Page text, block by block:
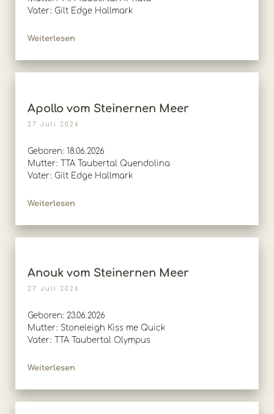
Vater: Gilt Edge Hallmark
Weiterlesen
Apollo vom Steinernen Meer
27 Juli 2026
Geboren: 18.06.2026
Mutter: TTA Taubertal Quendolina
Vater: Gilt Edge Hallmark
Weiterlesen
Anouk vom Steinernen Meer
27 Juli 2026
Geboren: 23.06.2026
Mutter: Stoneleigh Kiss me Quick
Vater: TTA Taubertal Olympus
Weiterlesen